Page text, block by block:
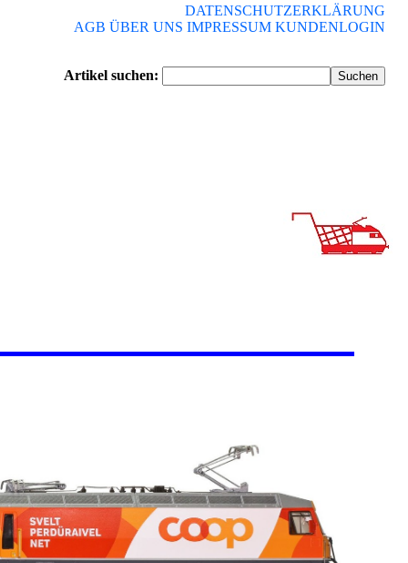
DATENSCHUTZERKLÄRUNG
AGB ÜBER UNS IMPRESSUM KUNDENLOGIN
Artikel suchen: